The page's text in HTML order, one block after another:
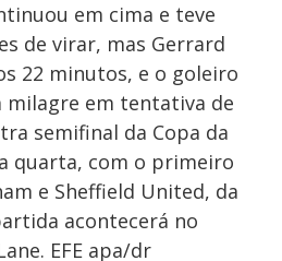
em cima e teve
de virar, mas Gerrard
22 minutos, e o goleiro
em tentativa de
semifinal da Copa da
quarta, com o primeiro
e Sheffield United, da
acontecerá no
EFE apa/dr